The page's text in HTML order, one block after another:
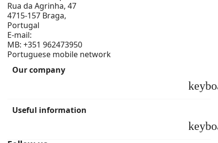
Rua da Agrinha, 47
4715-157 Braga,
Portugal
E-mail:
MB: +351 962473950
Portuguese mobile network
Our company
Useful information